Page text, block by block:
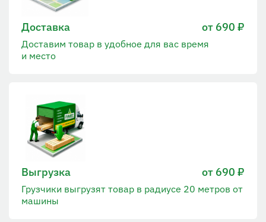
Доставка от 690 ₽
Доставим товар в удобное для вас время
и место
Выгрузка от 690 ₽
Грузчики выгрузят товар в радиусе 20 метров от
машины